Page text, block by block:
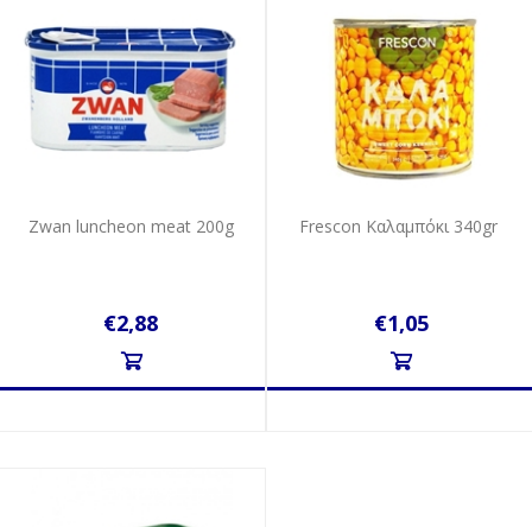
Zwan luncheon meat 200g
€2,88
Frescon Καλαμπόκι 340gr
€1,05